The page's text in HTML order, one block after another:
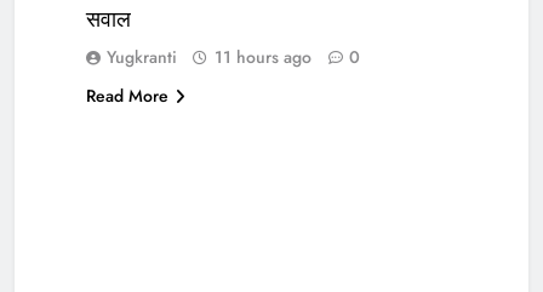
सवाल
Yugkranti 11 hours ago
0
Read More